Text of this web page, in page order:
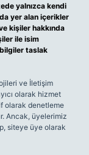
yalnızca kendi
yer alan içerikler
kişiler hakkında
ile isim
taslak
ve İletişim
olarak hizmet
olarak denetleme
Ancak, üyelerimiz
siteye üye olarak